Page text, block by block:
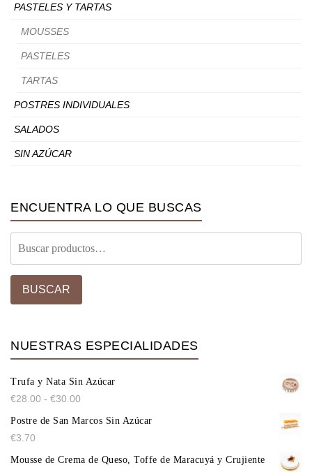
PASTELES Y TARTAS
MOUSSES
PASTELES
TARTAS
POSTRES INDIVIDUALES
SALADOS
SIN AZÚCAR
ENCUENTRA LO QUE BUSCAS
BUSCAR
NUESTRAS ESPECIALIDADES
Trufa y Nata Sin Azúcar
€28.00 - €30.00
Postre de San Marcos Sin Azúcar
€3.70
Mousse de Crema de Queso, Toffe de Maracuyá y Crujiente